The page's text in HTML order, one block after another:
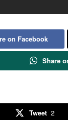
on Facebook
Share
Tweet 2